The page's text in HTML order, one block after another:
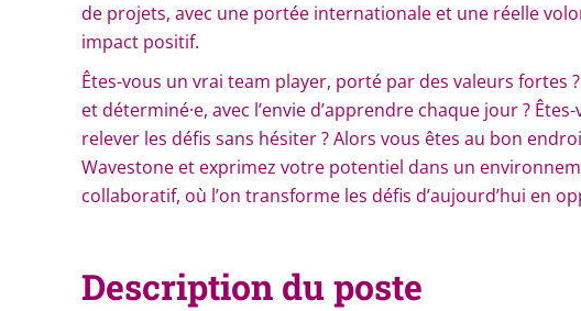
de projets, avec une portée internationale et une réelle
impact positif.
Êtes-vous un vrai team player, porté par des valeurs fortes
et déterminé·e, avec l’envie d’apprendre chaque jour ?
relever les défis sans hésiter ? Alors vous êtes au bon
Wavestone et exprimez votre potentiel dans un
collaboratif, où l’on transforme les défis d’aujourd’hui en
Description du poste